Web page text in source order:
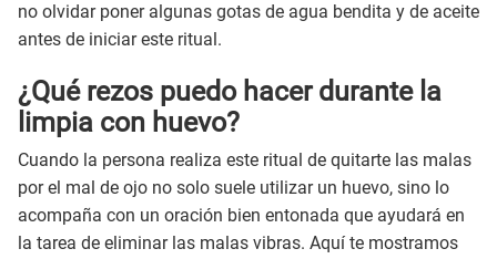
no olvidar poner algunas gotas de agua bendita y de aceite
antes de iniciar este ritual.
¿Qué rezos puedo hacer durante la
limpia con huevo?
Cuando la persona realiza este ritual de quitarte las malas
por el mal de ojo no solo suele utilizar un huevo, sino lo
acompaña con un oración bien entonada que ayudará en
la tarea de eliminar las malas vibras. Aquí te mostramos